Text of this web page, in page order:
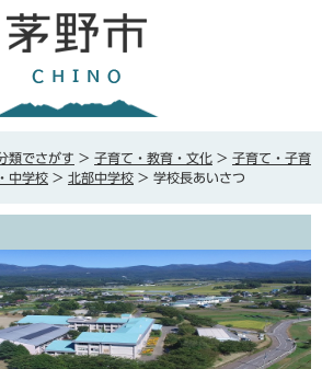
類でさがす > 子育て・教育・文化 > 子育て・子育
中学校 > 北部中学校 > 学校長あいさつ